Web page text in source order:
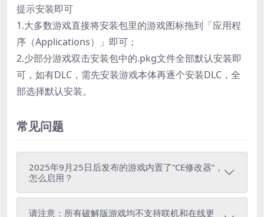
提示安装即可
1.大多数游戏直接将安装包里的游戏图标拖到「应用程
序（Applications）」即可；
2.少部分游戏双击安装包中的.pkg文件全部默认安装即
可，如有DLC，需先安装游戏本体再逐个安装DLC，全
部选择默认安装。
常见问题
2025年9月25日后发布的游戏内置了“CE修改器”，
怎么启用？
请注意：所有破解版游戏均不支持联机和在线更